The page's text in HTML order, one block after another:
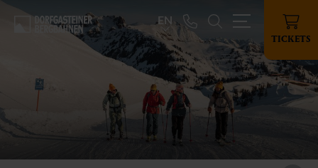
TICKETS
EN